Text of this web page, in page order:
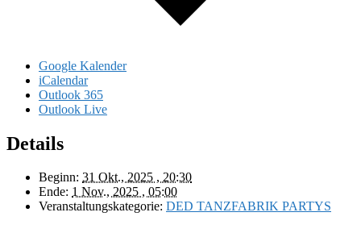
Google Kalender
iCalendar
Outlook 365
Outlook Live
Details
Beginn: 31 Okt., 2025 , 20:30
Ende: 1 Nov., 2025 , 05:00
Veranstaltungskategorie: DED TANZFABRIK PARTYS